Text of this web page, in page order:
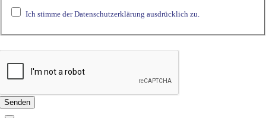
NachrichtIch stimme der Datenschutzerklärung ausdrücklich zu.
Senden